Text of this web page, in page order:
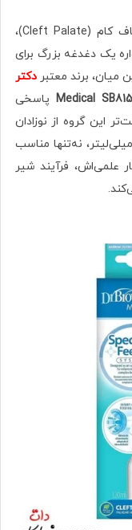
تغذیه نوزادان دارای شرایط خاصی مثل شکاف کام (Cleft Palate)،
یک دغدغه بزرگ برای
میان، برند معتبر دکتر
Medicalپاسخی
این گروه از نوزادان
ارائه داده است. این محصول با ظرفیت ۲۵۰ میلی‌لیتر، نه‌تنها مناسب
علمی‌اش، فرآیند شیر